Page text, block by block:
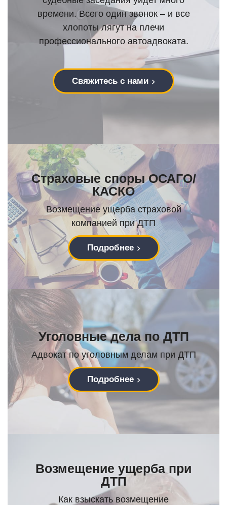
времени. Всего один звонок – и все
хлопоты лягут на плечи
профессионального автоадвоката.
Свяжитесь с нами
Страховые споры ОСАГО/
КАСКО
Возмещение ущерба страховой
компанией при ДТП
Подробнее
Уголовные дела по ДТП
Адвокат по уголовным делам при ДТП
Подробнее
Возмещение ущерба при
ДТП
Как взыскать возмещение